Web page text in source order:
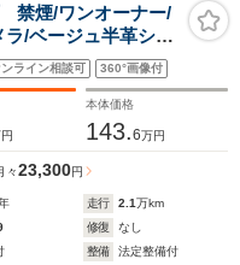
禁煙/ワンオーナー/
/ベージュ半革シー
ダー/ETC/革巻きス
明書
ンライン相談可 360°画像付
本体価格
143.6万円
々23,300円
走行 2.1万km
修復
なし
整備
法定整備付